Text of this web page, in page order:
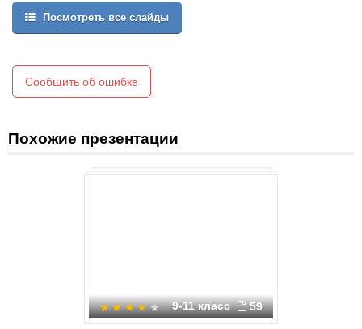
© НМЦ НГТУ, 2014
Посмотреть все слайды
Сообщить об ошибке
Похожие презентации
9-11 класс 59